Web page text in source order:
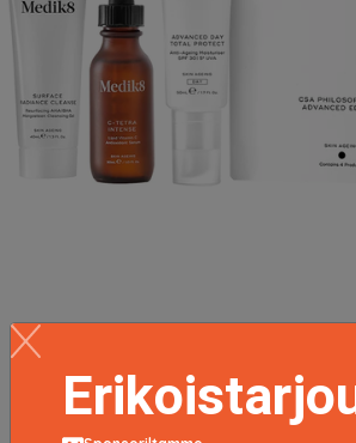
CSA Philosophy Kit Advanced Edition,
LISÄTIETOJA